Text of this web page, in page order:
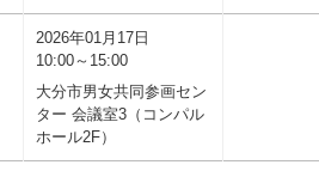
2026年01月17日
10:00～15:00
大分市男女共同参画セン
ター 会議室3（コンパル
ホール2F）